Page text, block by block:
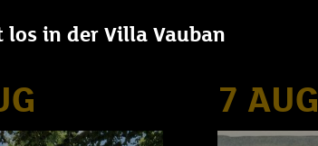
los in der Villa Vauban
7 AUG